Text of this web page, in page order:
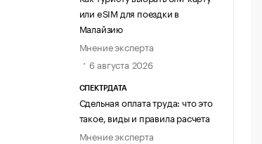
или eSIM для поездки в
Малайзию
Мнение эксперта
6 августа 2026
СПЕКТРДАТА
Сдельная оплата труда: что это
такое, виды и правила расчета
Мнение эксперта